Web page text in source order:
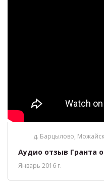
д. Барцылово,
Аудио отзыв Гранта
Январь 2016 г.